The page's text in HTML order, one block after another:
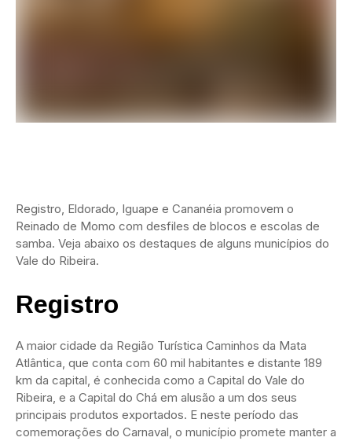
Registro, Eldorado, Iguape e Cananéia promovem o
Reinado de Momo com desfiles de blocos e escolas de
samba. Veja abaixo os destaques de alguns municípios do
Vale do Ribeira.
Registro
A maior cidade da Região Turística Caminhos da Mata
Atlântica, que conta com 60 mil habitantes e distante 189
km da capital, é conhecida como a Capital do Vale do
Ribeira, e a Capital do Chá em alusão a um dos seus
principais produtos exportados. E neste período das
comemorações do Carnaval, o município promete manter a